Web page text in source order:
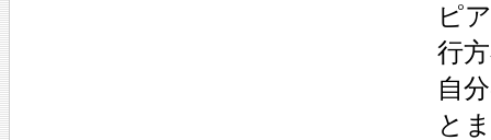
ピ
行
自
と